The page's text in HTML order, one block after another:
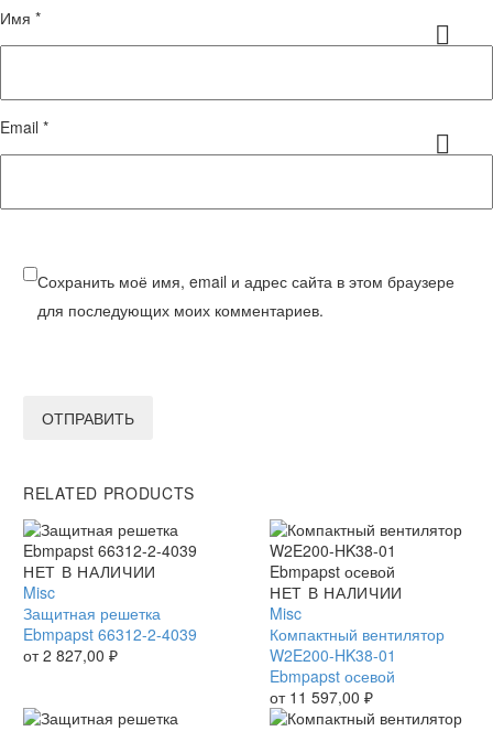
Имя *
Email *
Сохранить моё имя, email и адрес сайта в этом браузере
для последующих моих комментариев.
ОТПРАВИТЬ
RELATED PRODUCTS
Защитная
решетка
Ebmpapst
66312-
2-
НЕТ В НАЛИЧИИ
Misc
Защитная решетка
Ebmpapst 66312-2-4039
от2 827,00 ₽
Компактный
вентилятор
W2E200-
HK38-
01
Ebmpapst
осевой
НЕТ В НАЛИЧИИ
Misc
Компактный вентилятор
W2E200-HK38-01
Ebmpapst осевой
от 11 597,00 ₽